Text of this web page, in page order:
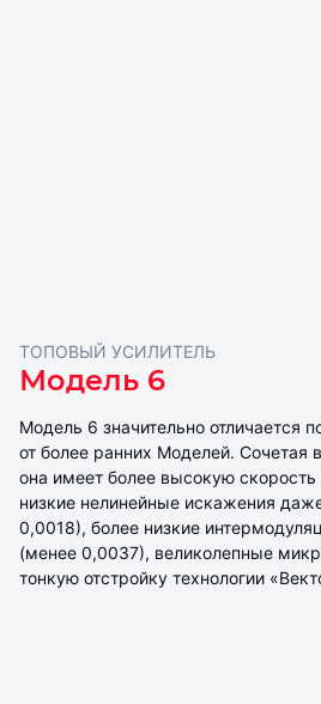
ТОПОВЫЙ УСИЛИТЕЛЬ
Модель 6
Модель 6 значительно отличается
от более ранних Моделей. Сочетая
она имеет более высокую
низкие нелинейные искажения
0,0018), более низкие
(менее 0,0037), великолепные
тонкую отстройку технологии